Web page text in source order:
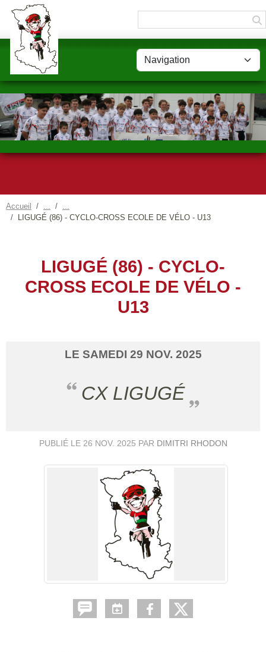
Accueil
LIGUGÉ (86) - CYCLO-CROSS ECOLE DE VÉLO - U13
LIGUGÉ (86) - CYCLO-
CROSS ECOLE DE VÉLO -
U13
LE SAMEDI 29 NOV. 2025
CX LIGUGÉ
PUBLIÉ LE 26 NOV. 2025 PAR DIMITRI RHODON
Panneau de gestion des cookies